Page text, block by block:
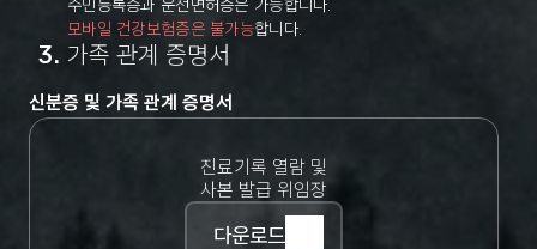
주민등록증과 운전면허증은 가능합니다.
모바일 건강보험증은 불가능합니다.
3. 가족 관계 증명서
신분증 및 가족 관계 증명서
진료기록 열람 및
사본 발급 위임장
다운로드